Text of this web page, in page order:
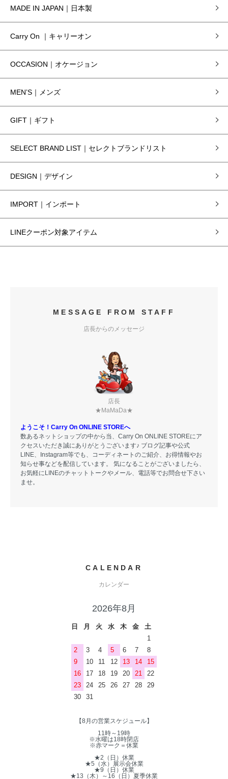
MADE IN JAPAN｜日本製
Carry On ｜キャリーオン
OCCASION｜オケージョン
MEN’S｜メンズ
GIFT｜ギフト
SELECT BRAND LIST｜セレクトブランドリスト
DESIGN｜デザイン
IMPORT｜インポート
LINEクーポン対象アイテム
MESSAGE FROM STAFF
店長からのメッセージ
店長
★MaMaDa★
ようこそ！Carry On ONLINE STOREへ
数あるネットショップの中から当、Carry On ONLINE STOREにア
クセスいただき誠にありがとうございます♪ ブログ記事や公式
LINE、Instagram等でも、コーディネートのご紹介、お得情報やお
知らせ事などを配信しています。 気になることがございましたら、
お気軽にLINEのチャットトークやメール、電話等でお問合せ下さい
ませ。
CALENDAR
カレンダー
2026年8月
日 月 火 水 木 金
土
1
2
3 4 5 6 7
8
9
10 11 12 13 14
15
16
17 18 19 20 21
22
23
24 25 26 27 28
29
30
31
【8月の営業スケジュール】
11時～19時
※水曜は18時閉店
※赤マーク＝休業
★2（日）休業
★5（水）展示会休業
★9（日）休業
★13（木）～16（日）夏季休業